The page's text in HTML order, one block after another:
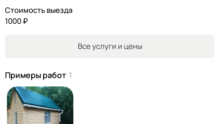
Стоимость выезда
1000 ₽
Все услуги и цены
Примеры работ 1